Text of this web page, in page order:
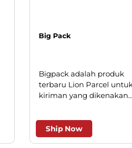
Big Pack
Bigpack adalah produk
terbaru Lion Parcel
kiriman yang dikenakan
beberapa wilayah kota
besar.
Ship Now